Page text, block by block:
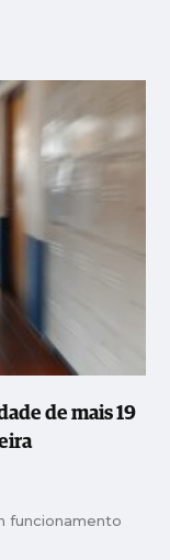
de mais 19
funcionamento